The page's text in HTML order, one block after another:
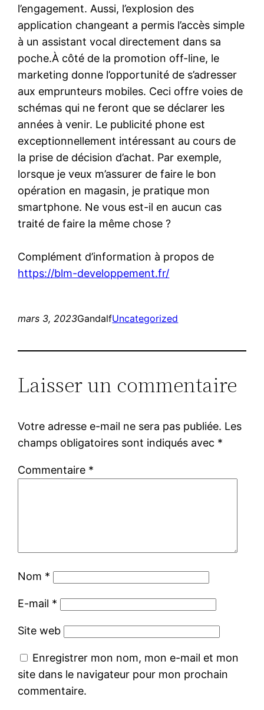
l’engagement. Aussi, l’explosion des
application changeant a permis l’accès simple
à un assistant vocal directement dans sa
poche.À côté de la promotion off-line, le
marketing donne l’opportunité de s’adresser
aux emprunteurs mobiles. Ceci offre voies de
schémas qui ne feront que se déclarer les
années à venir. Le publicité phone est
exceptionnellement intéressant au cours de
la prise de décision d’achat. Par exemple,
lorsque je veux m’assurer de faire le bon
opération en magasin, je pratique mon
smartphone. Ne vous est-il en aucun cas
traité de faire la même chose ?
Complément d’information à propos de
https://blm-developpement.fr/
mars 3, 2023GandalfUncategorized
Laisser un commentaire
Votre adresse e-mail ne sera pas publiée. Les
champs obligatoires sont indiqués avec *
Commentaire *
Nom *
E-mail *
Site web
Enregistrer mon nom, mon e-mail et mon
site dans le navigateur pour mon prochain
commentaire.